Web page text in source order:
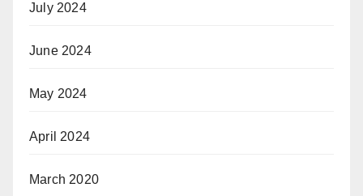
July 2024
June 2024
May 2024
April 2024
March 2020